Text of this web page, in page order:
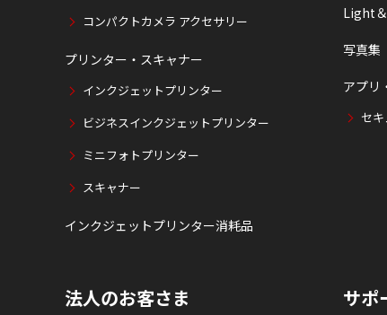
コンパクトカメラ アクセサリー
プリンター・スキャナー
インクジェットプリンター
ビジネスインクジェットプリンター
ミニフォトプリンター
スキャナー
インクジェットプリンター消耗品
Light
写真集
アプリ
セキ
法人のお客さま サポ